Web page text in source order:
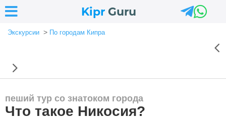
Kipr Guru
 
Экскурсии > По городам Кипра
4
5
пеший тур со знатоком города
Что такое Никосия?